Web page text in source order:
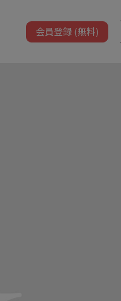
会員登録 (無料)